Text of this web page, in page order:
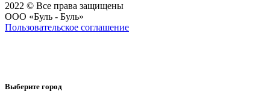
2022 © Все права защищены
ООО «Буль - Буль»
Пользовательское соглашение
Выберите город